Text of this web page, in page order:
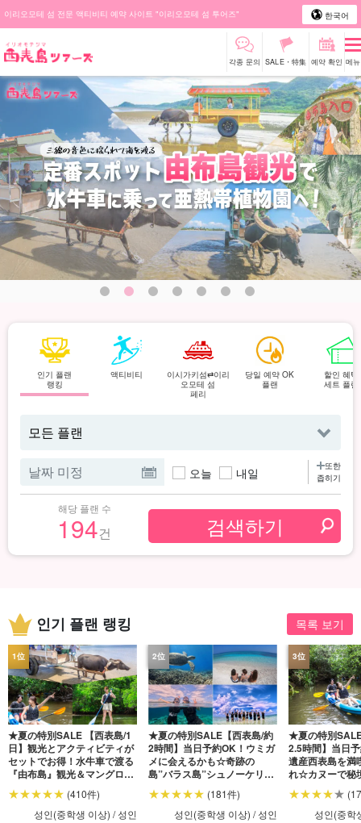
이리오모테 섬 전문 액티비티 예약 사이트 "이리오모테 섬 투어즈" 한국어
각종 문의 SALE・特集 예약 확인 메뉴
인기 플랜
랭킹
액티비티
이시가키섬⇄이리
오모테 섬
페리
당일 예약 OK
플랜
할인 혜택
세트 플랜
오늘 내일
또한
좁히기
해당 플랜 수
194건
인기 플랜 랭킹 목록 보기
★夏の特別SALE 【西表島/1
日】観光とアクティビティが
セットでお得！水牛車で渡る
『由布島』観光＆マングロー
ブSUPorカヌー（No.124）
(410件)
성인(중학생 이상) / 성인
★夏の特別SALE【西表島/約
2時間】当日予約OK！ウミガ
メに会えるかも☆奇跡の
島”バラス島”シュノーケリン
グツアー★写真無料＆送迎付
き（No.122）(181件)
성인(중학생 이상) / 성인
★夏の特別
2.5時間】当日
遺産西表島を満
れ☆カヌーで秘
ブクルーズ★写
付き（No.6）
성인(중학